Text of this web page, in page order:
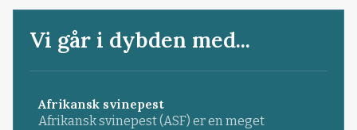
Vi går i dybden med...
Afrikansk svinepest
Afrikansk svinepest (ASF) er en meget